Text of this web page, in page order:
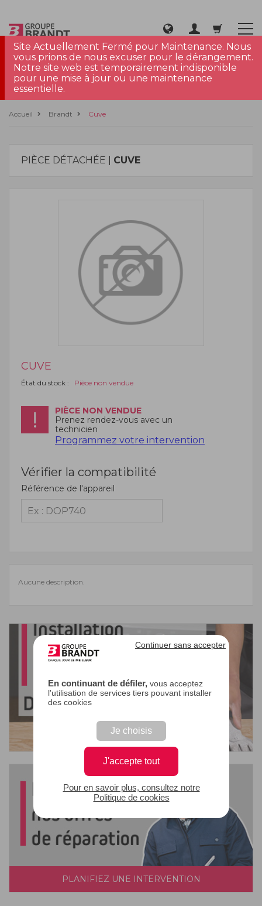
En continuant de défiler,vous acceptez
l'utilisation de services tiers pouvant installer
des cookies
Je choisis
J'accepte tout
Continuer sans accepter
Pour en savoir plus, consultez notre
Politique de cookies
Site Actuellement Fermé pour Maintenance. Nous
vous prions de nous excuser pour le dérangement.
Notre site web est temporairement indisponible
pour une mise à jour ou une maintenance
essentielle.
Accueil Brandt Cuve
PIÈCE DÉTACHÉE | CUVE
CUVE
État du stock : Pièce non vendue
PIÈCE NON VENDUE
Prenez rendez-vous avec un
technicien
Programmez votre intervention
Vérifier la compatibilité
Référence de l'appareil
Aucune description.
PLANIFIEZ UNE INTERVENTION